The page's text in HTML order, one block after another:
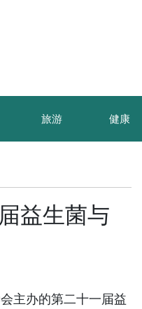
旅游 健康
益生菌与
主办的第二十一届益